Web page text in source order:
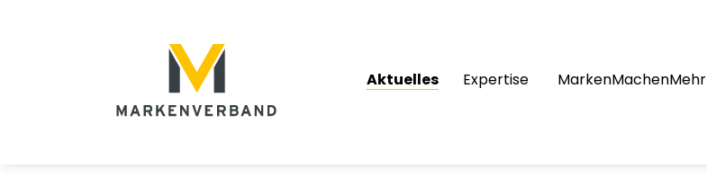
Aktuelles Expertise MarkenMachenMehr